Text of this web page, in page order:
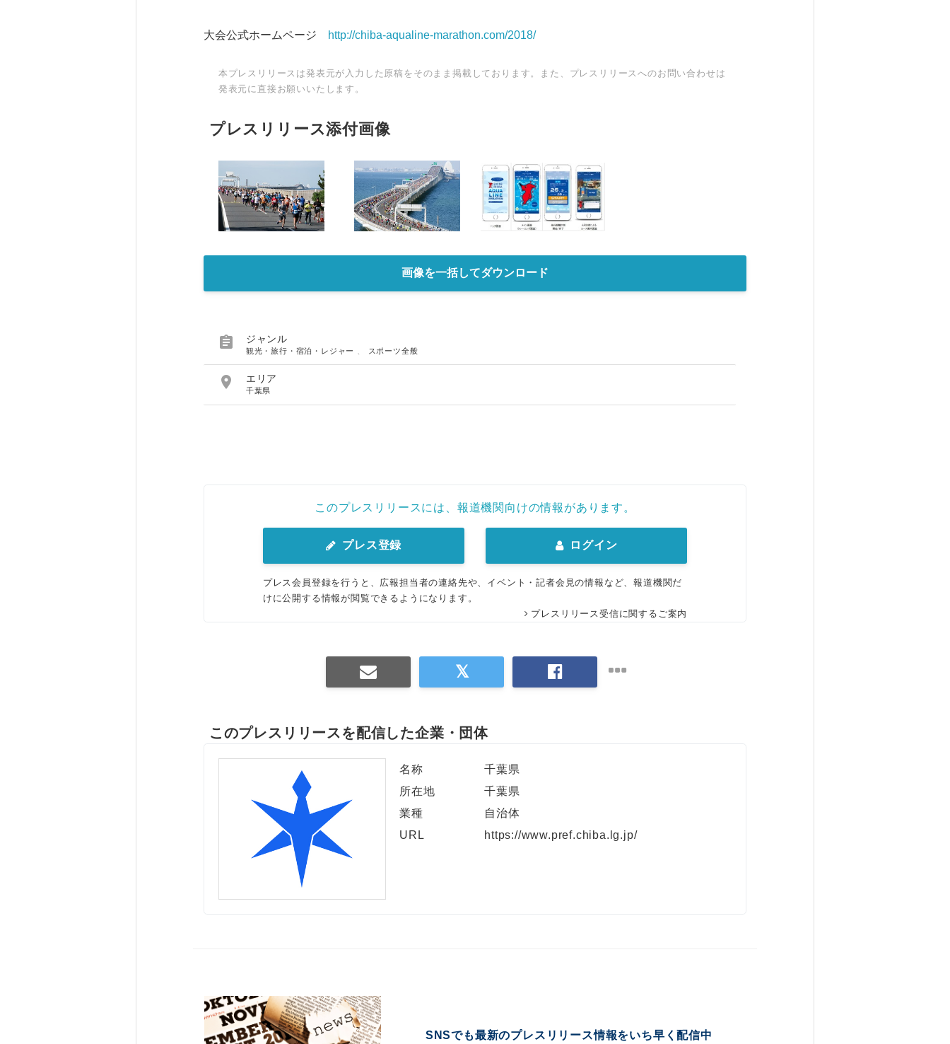
大会公式ホームページ http://chiba-aqualine-marathon.com/2018/
本プレスリリースは発表元が入力した原稿をそのまま掲載しております。また、プレスリリースへのお問い合わせは
発表元に直接お願いいたします。
プレスリリース添付画像
画像を一括してダウンロード
 ジャンル
観光・旅行・宿泊・レジャー スポーツ全般
 エリア
千葉県
このプレスリリースには、報道機関向けの情報があります。
プレス登録 ログイン
プレス会員登録を行うと、広報担当者の連絡先や、イベント・記者会見の情報など、報道機関だ
けに公開する情報が閲覧できるようになります。
プレスリリース受信に関するご案内
このプレスリリースを配信した企業・団体
名称
千葉県
所在地
千葉県
業種
自治体
URL
https://www.pref.chiba.lg.jp/
SNSでも最新のプレスリリース情報をいち早く配信中